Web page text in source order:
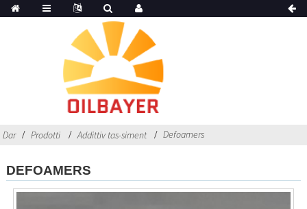
Dar Prodotti Addittiv tas-siment Defoamers
DEFOAMERS